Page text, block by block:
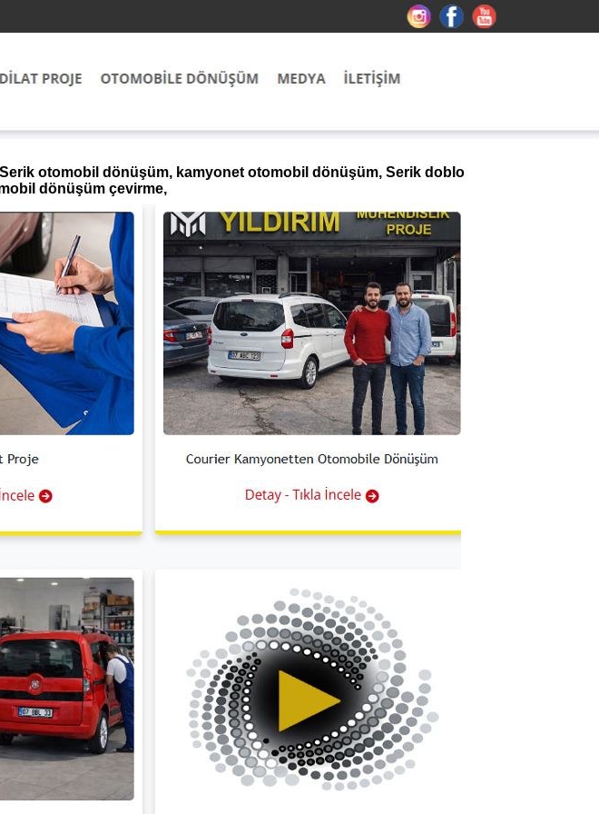
otomobil dönüşüm, kamyonet otomobil dönüşüm, Serik doblo
dönüşüm çevirme,